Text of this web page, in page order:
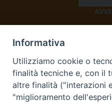
Informativa
Utilizziamo cookie o
finalità tecniche e, con il
altre finalità ("interazioni
"miglioramento